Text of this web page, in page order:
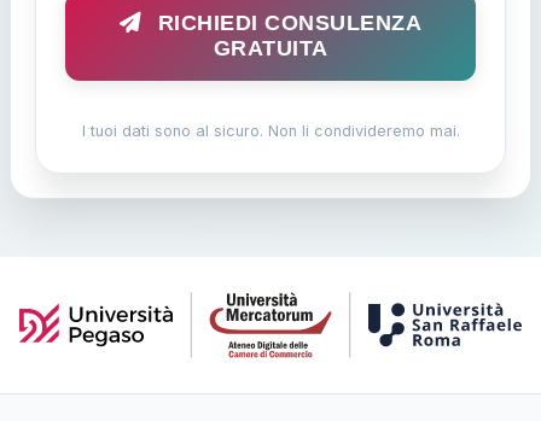
GRATUITA
I tuoi dati sono al sicuro. Non li condivideremo mai.